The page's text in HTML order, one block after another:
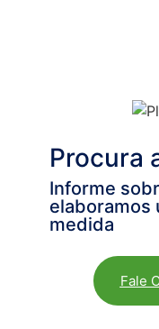
Procura
Informe
elaboramos
medida
Fale